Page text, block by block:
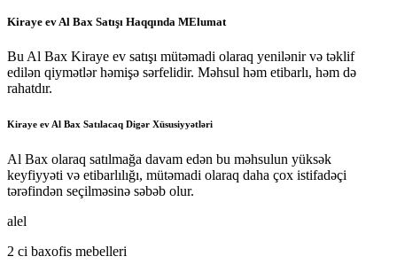
Kiraye ev Al Bax Satışı Haqqında MElumat
Bu Al Bax Kiraye ev satışı mütəmadi olaraq yenilənir və təklif
edilən qiymətlər həmişə sərfelidir. Məhsul həm etibarlı, həm də
rahatdır.
Kiraye ev Al Bax Satılacaq Digər Xüsusiyyətləri
Al Bax olaraq satılmağa davam edən bu məhsulun yüksək
keyfiyyəti və etibarlılığı, mütəmadi olaraq daha çox istifadəçi
tərəfindən seçilməsinə səbəb olur.
alel
2 ci baxofis mebelleri